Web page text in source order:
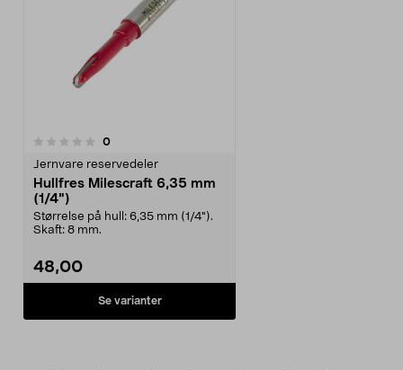
0anmeldelser
Jernvare reservedeler
Hullfres Milescraft 6,35 mm
(1/4")
Størrelse på hull: 6,35 mm (1/4").
Skaft: 8 mm.
48,00
Se varianter